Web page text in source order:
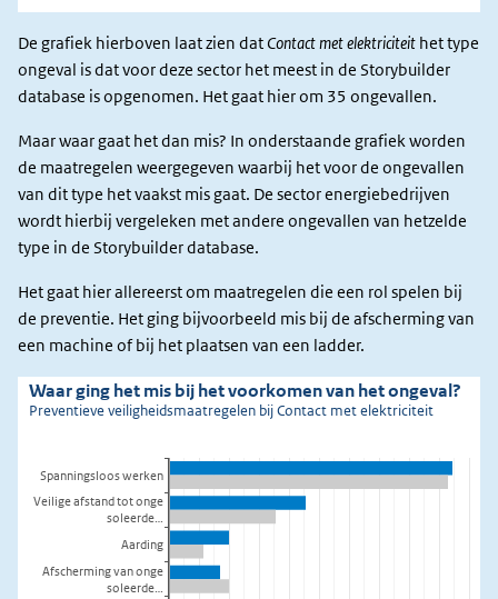
De grafiek hierboven laat zien dat Contact met elektriciteit het type
ongeval is dat voor deze sector het meest in de Storybuilder
database is opgenomen. Het gaat hier om 35 ongevallen.
Maar waar gaat het dan mis? In onderstaande grafiek worden
de maatregelen weergegeven waarbij het voor de ongevallen
van dit type het vaakst mis gaat. De sector energiebedrijven
wordt hierbij vergeleken met andere ongevallen van hetzelde
type in de Storybuilder database.
Het gaat hier allereerst om maatregelen die een rol spelen bij
de preventie. Het ging bijvoorbeeld mis bij de afscherming van
een machine of bij het plaatsen van een ladder.